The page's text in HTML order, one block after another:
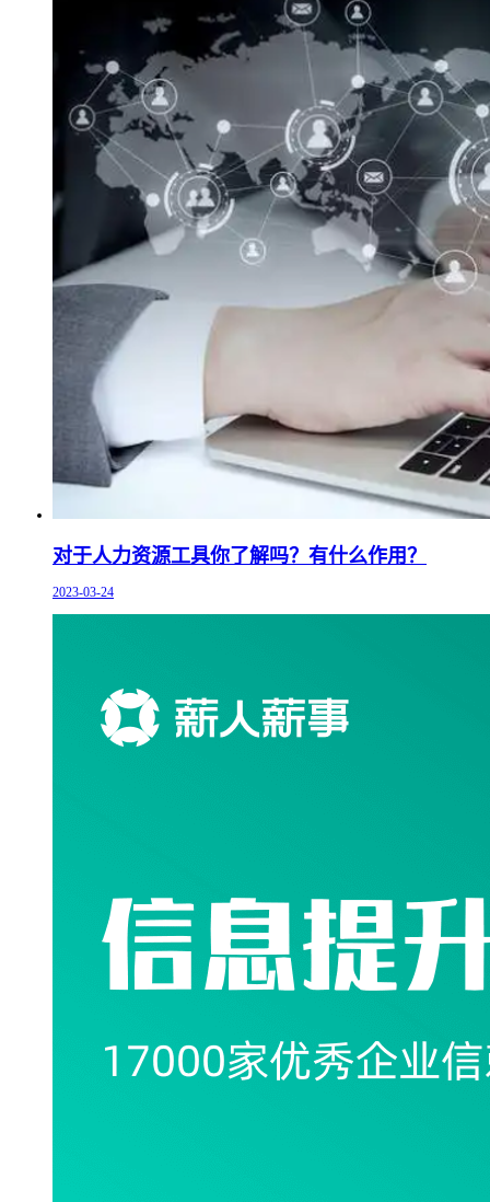
对于人力资源工具你了解吗？有什么作用？
2023-03-24